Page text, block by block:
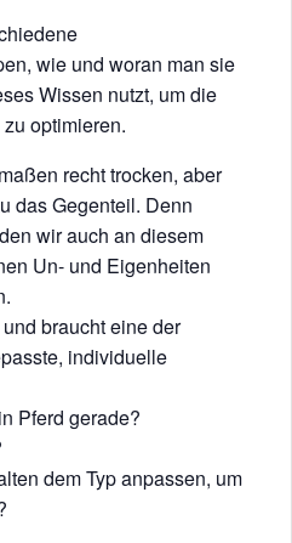
wie und woran man sie
Wissen nutzt, um die
optimieren.
recht trocken, aber
das Gegenteil. Denn
wir auch an diesem
Un- und Eigenheiten
braucht eine der
individuelle
Pferd gerade?
dem Typ anpassen, um